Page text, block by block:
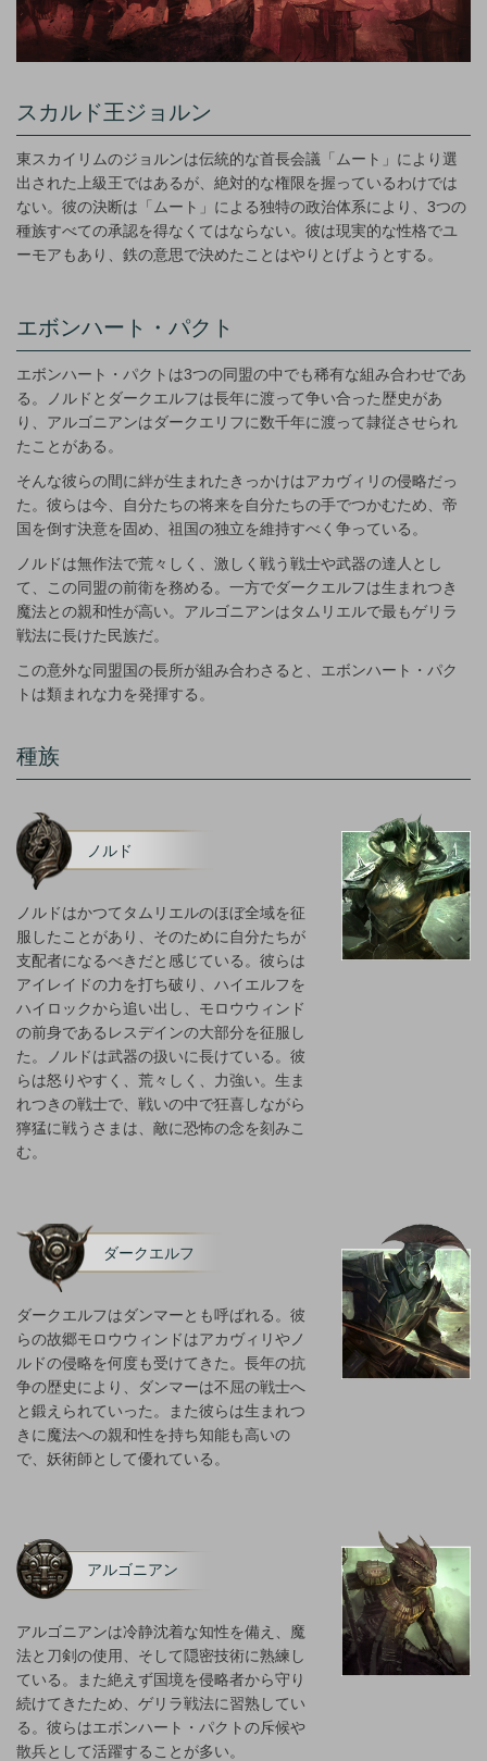
スカルド王ジョルン
東スカイリムのジョルンは伝統的な首長会議「ムート」により選
出された上級王ではあるが、絶対的な権限を握っているわけでは
ない。彼の決断は「ムート」による独特の政治体系により、3つの
種族すべての承認を得なくてはならない。彼は現実的な性格でユ
ーモアもあり、鉄の意思で決めたことはやりとげようとする。
エボンハート・パクト
エボンハート・パクトは3つの同盟の中でも稀有な組み合わせであ
る。ノルドとダークエルフは長年に渡って争い合った歴史があ
り、アルゴニアンはダークエリフに数千年に渡って隷従させられ
たことがある。
そんな彼らの間に絆が生まれたきっかけはアカヴィリの侵略だっ
た。彼らは今、自分たちの将来を自分たちの手でつかむため、帝
国を倒す決意を固め、祖国の独立を維持すべく争っている。
ノルドは無作法で荒々しく、激しく戦う戦士や武器の達人とし
て、この同盟の前衛を務める。一方でダークエルフは生まれつき
魔法との親和性が高い。アルゴニアンはタムリエルで最もゲリラ
戦法に長けた民族だ。
この意外な同盟国の長所が組み合わさると、エボンハート・パク
トは類まれな力を発揮する。
種族
ノルド
ノルドはかつてタムリエルのほぼ全域を征
服したことがあり、そのために自分たちが
支配者になるべきだと感じている。彼らは
アイレイドの力を打ち破り、ハイエルフを
ハイロックから追い出し、モロウウィンド
の前身であるレスデインの大部分を征服し
た。ノルドは武器の扱いに長けている。彼
らは怒りやすく、荒々しく、力強い。生ま
れつきの戦士で、戦いの中で狂喜しながら
獰猛に戦うさまは、敵に恐怖の念を刻みこ
む。
ダークエルフ
ダークエルフはダンマーとも呼ばれる。彼
らの故郷モロウウィンドはアカヴィリやノ
ルドの侵略を何度も受けてきた。長年の抗
争の歴史により、ダンマーは不屈の戦士へ
と鍛えられていった。また彼らは生まれつ
きに魔法への親和性を持ち知能も高いの
で、妖術師として優れている。
アルゴニアン
アルゴニアンは冷静沈着な知性を備え、魔
法と刀剣の使用、そして隠密技術に熟練し
ている。また絶えず国境を侵略者から守り
続けてきたため、ゲリラ戦法に習熟してい
る。彼らはエボンハート・パクトの斥候や
散兵として活躍することが多い。